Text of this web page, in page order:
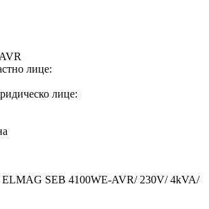
лице:
лице:
ELMAG SEB 4100WE-AVR/ 230V/ 4kVA/